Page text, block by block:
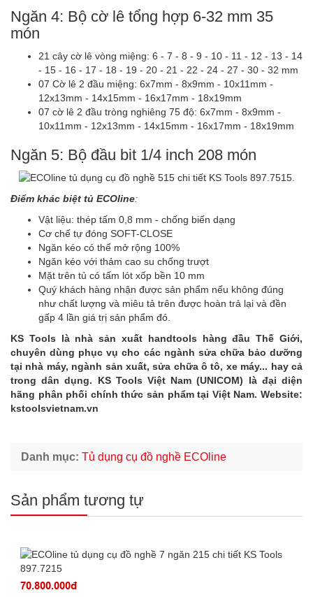
Ngăn 4: Bộ cờ lê tổng hợp 6-32 mm 35
món
21 cây cờ lê vòng miệng: 6 - 7 - 8 - 9 - 10 - 11 - 12 - 13 - 14
- 15 - 16 - 17 - 18 - 19 - 20 - 21 - 22 - 24 - 27 - 30 - 32 mm
07 Cờ lê 2 đầu miệng: 6x7mm - 8x9mm - 10x11mm -
12x13mm - 14x15mm - 16x17mm - 18x19mm
07 cờ lê 2 đầu tròng nghiêng 75 độ: 6x7mm - 8x9mm -
10x11mm - 12x13mm - 14x15mm - 16x17mm - 18x19mm
Ngăn 5: Bộ đầu bit 1/4 inch 208 món
Điểm khác biệt tủ ECOline:
Vật liệu: thép tấm 0,8 mm - chống biến dạng
Cơ chế tự đóng SOFT-CLOSE
Ngăn kéo có thể mở rộng 100%
Ngăn kéo với thảm cao su chống trượt
Mặt trên tủ có tấm lót xốp bền 10 mm
Quý khách hàng nhận được sản phẩm nếu không đúng
như chất lượng và miêu tả trên được hoàn trả lại và đền
gấp 4 lần giá trị sản phẩm đó.
KS Tools là nhà sản xuất handtools hàng đầu Thế Giới,
chuyên dùng phục vụ cho các ngành sửa chữa bảo dưỡng
tại nhà máy, ngành sản xuất, sửa chữa ô tô, xe máy... hay cả
trong dân dụng. KS Tools Việt Nam (UNICOM) là đại diện
hãng phân phối chính thức sản phẩm tại Việt Nam. Website:
kstoolsvietnam.vn
Danh mục: Tủ dụng cụ đồ nghề ECOline
Sản phẩm tương tự
70.800.000đ